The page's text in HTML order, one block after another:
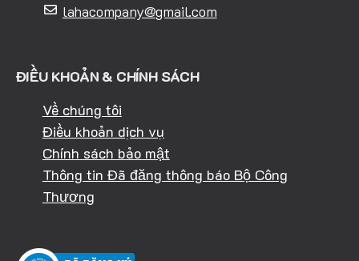
lahacompany@gmail.com
ĐIỀU KHOẢN & CHÍNH SÁCH
Về chúng tôi
Điều khoản dịch vụ
Chính sách bảo mật
Thông tin Đã đăng thông báo Bộ Công
Thương